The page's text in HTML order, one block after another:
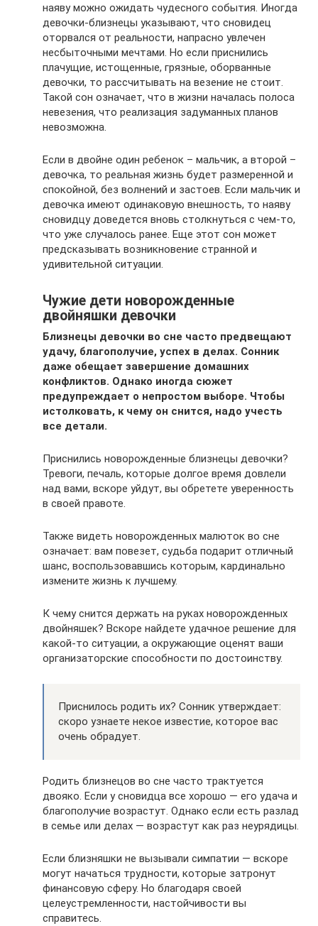
наяву можно ожидать чудесного события. Иногда
девочки-близнецы указывают, что сновидец
оторвался от реальности, напрасно увлечен
несбыточными мечтами. Но если приснились
плачущие, истощенные, грязные, оборванные
девочки, то рассчитывать на везение не стоит.
Такой сон означает, что в жизни началась полоса
невезения, что реализация задуманных планов
невозможна.
Если в двойне один ребенок – мальчик, а второй –
девочка, то реальная жизнь будет размеренной и
спокойной, без волнений и застоев. Если мальчик и
девочка имеют одинаковую внешность, то наяву
сновидцу доведется вновь столкнуться с чем-то,
что уже случалось ранее. Еще этот сон может
предсказывать возникновение странной и
удивительной ситуации.
Чужие дети новорожденные
двойняшки девочки
Близнецы девочки во сне часто предвещают
удачу, благополучие, успех в делах. Сонник
даже обещает завершение домашних
конфликтов. Однако иногда сюжет
предупреждает о непростом выборе. Чтобы
истолковать, к чему он снится, надо учесть
все детали.
Приснились новорожденные близнецы девочки?
Тревоги, печаль, которые долгое время довлели
над вами, вскоре уйдут, вы обретете уверенность
в своей правоте.
Также видеть новорожденных малюток во сне
означает: вам повезет, судьба подарит отличный
шанс, воспользовавшись которым, кардинально
измените жизнь к лучшему.
К чему снится держать на руках новорожденных
двойняшек? Вскоре найдете удачное решение для
какой-то ситуации, а окружающие оценят ваши
организаторские способности по достоинству.
Приснилось родить их? Сонник утверждает:
скоро узнаете некое известие, которое вас
очень обрадует.
Родить близнецов во сне часто трактуется
двояко. Если у сновидца все хорошо — его удача и
благополучие возрастут. Однако если есть разлад
в семье или делах — возрастут как раз неурядицы.
Если близняшки не вызывали симпатии — вскоре
могут начаться трудности, которые затронут
финансовую сферу. Но благодаря своей
целеустремленности, настойчивости вы
справитесь.